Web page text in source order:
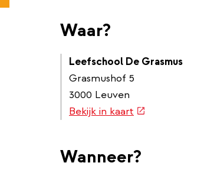
Waar?
Leefschool De Grasmus
Grasmushof 5
3000 Leuven
Bekijk in kaart (externe
Wanneer?